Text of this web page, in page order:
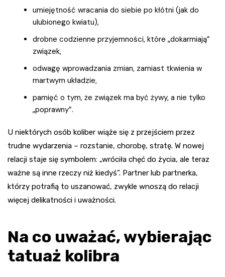
umiejętność wracania do siebie po kłótni (jak do
ulubionego kwiatu),
drobne codzienne przyjemności, które „dokarmiają”
związek,
odwagę wprowadzania zmian, zamiast tkwienia w
martwym układzie,
pamięć o tym, że związek ma być żywy, a nie tylko
„poprawny”.
U niektórych osób koliber wiąże się z przejściem przez
trudne wydarzenia – rozstanie, chorobę, stratę. W nowej
relacji staje się symbolem: „wróciła chęć do życia, ale teraz
ważne są inne rzeczy niż kiedyś”. Partner lub partnerka,
którzy potrafią to uszanować, zwykle wnoszą do relacji
więcej delikatności i uważności.
Na co uważać, wybierając
tatuaż kolibra